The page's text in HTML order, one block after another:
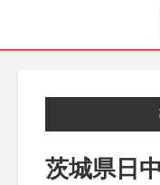
茨城県日